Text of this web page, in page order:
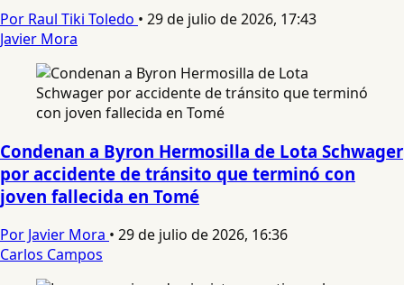
Por Raul Tiki Toledo • 29 de julio de 2026, 17:43
Javier Mora
Condenan a Byron Hermosilla de Lota Schwager
por accidente de tránsito que terminó con
joven fallecida en Tomé
Por Javier Mora • 29 de julio de 2026, 16:36
Carlos Campos